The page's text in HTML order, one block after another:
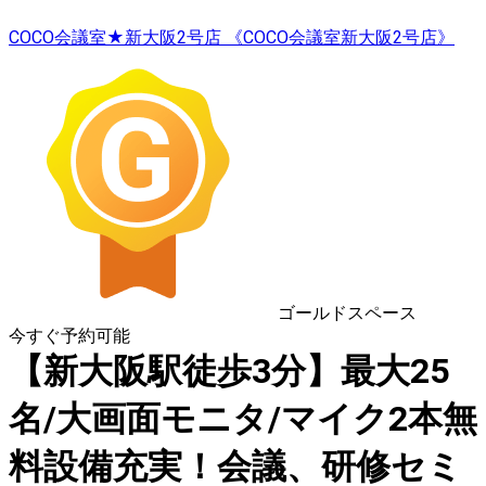
COCO会議室★新大阪2号店 《COCO会議室新大阪2号店》
ゴールドスペース
今すぐ予約可能
【新大阪駅徒歩3分】最大25
名/大画面モニタ/マイク2本無
料設備充実！会議、研修セミ